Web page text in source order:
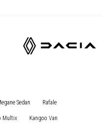
Sedan Rafale
Multix Kangoo Van